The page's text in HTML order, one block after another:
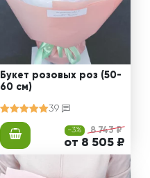
Букет розовых роз (50-
60 см)
39
-3% 8 743 ₽
от 8 505 ₽